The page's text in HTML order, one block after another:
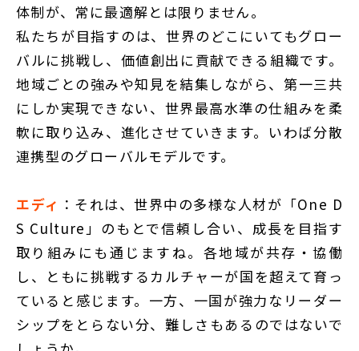
体制が、常に最適解とは限りません。
私たちが目指すのは、世界のどこにいてもグロー
バルに挑戦し、価値創出に貢献できる組織です。
地域ごとの強みや知見を結集しながら、第一三共
にしか実現できない、世界最高水準の仕組みを柔
軟に取り込み、進化させていきます。いわば分散
連携型のグローバルモデルです。
エディ ：それは、世界中の多様な人材が「One D
S Culture」のもとで信頼し合い、成長を目指す
取り組みにも通じますね。各地域が共存・協働
し、ともに挑戦するカルチャーが国を超えて育っ
ていると感じます。一方、一国が強力なリーダー
シップをとらない分、難しさもあるのではないで